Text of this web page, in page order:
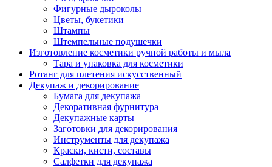
Фигурные дыроколы
Цветы, букетики
Штампы
Штемпельные подушечки
Изготовление косметики ручной работы и мыла
Тара и упаковка для косметики
Ротанг для плетения искусственный
Декупаж и декорирование
Бумага для декупажа
Декоративная фурнитура
Декупажные карты
Заготовки для декорирования
Инструменты для декупажа
Краски, кисти, составы
Салфетки для декупажа